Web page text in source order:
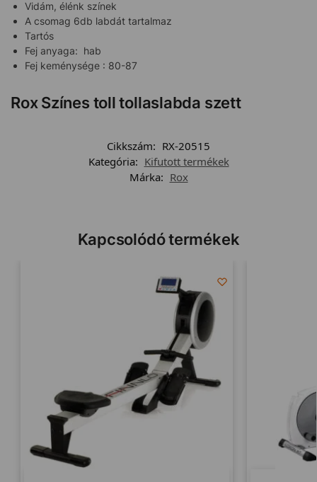
Vidám, élénk színek
A csomag 6db labdát tartalmaz
Tartós
Fej anyaga: hab
Fej keménysége : 80-87
Rox Színes toll tollaslabda szett
Cikkszám: RX-20515
Kategória: Kifutott termékek
Márka: Rox
Kapcsolódó termékek